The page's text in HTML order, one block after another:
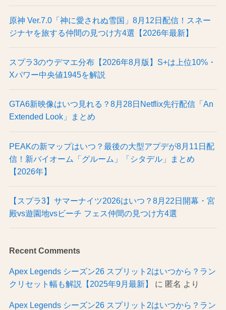
原神 Ver.7.0「神に愛されぬ雪国」8月12日配信！スネー
ジナヤを旅する仲間の見つけ方4選【2026年最新】
スプラ3のウデマエ分布【2026年8月版】S+は上位10%・
Xパワー中央値1945を解説
GTA6新映像はいつ見れる？8月28日Netflix先行配信「An
Extended Look」まとめ
PEAKの新マップはいつ？最後の大型アプデが8月11日配
信！新バイオーム「グルーム」「シタデル」まとめ
【2026年】
【スプラ3】サマーナイツ2026はいつ？8月22日開幕・宮
殿vs遊園地vsビーチ フェス仲間の見つけ方4選
Recent Comments
Apex Legends シーズン26 スプリット2はいつから？ラン
クリセット幅も解説【2025年9月最新】
に 匿名 より
Apex Legends シーズン26 スプリット2はいつから？ラン